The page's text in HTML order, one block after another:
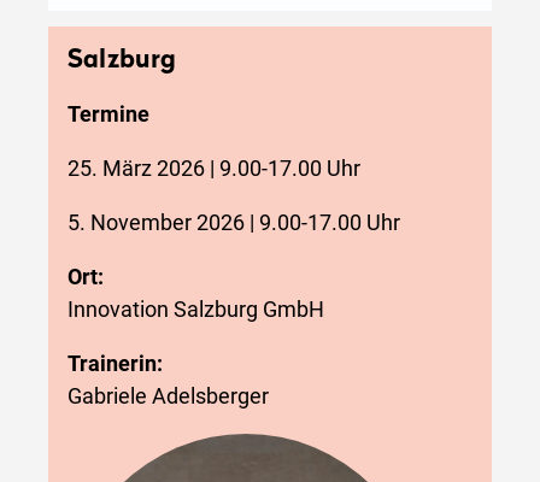
Salzburg
Termine
25. März 2026 | 9.00-17.00 Uhr
5. November 2026 | 9.00-17.00 Uhr
Ort:
Innovation Salzburg GmbH
Trainerin:
Gabriele Adelsberger